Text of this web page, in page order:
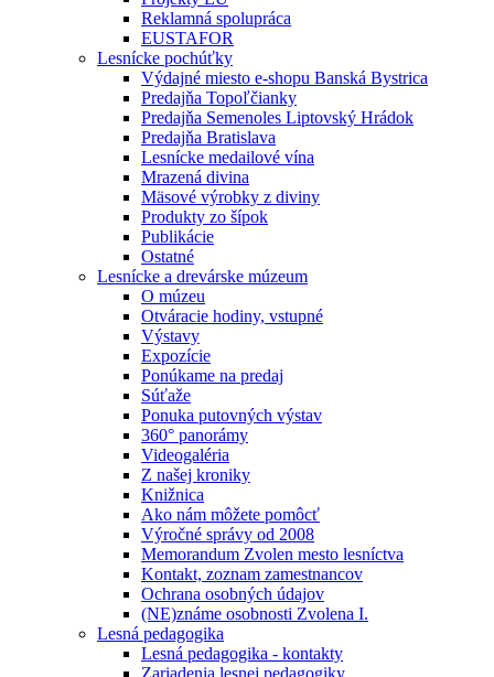
Reklamná spolupráca
EUSTAFOR
Lesnícke pochúťky
Výdajné miesto e-shopu Banská Bystrica
Predajňa Topoľčianky
Predajňa Semenoles Liptovský Hrádok
Predajňa Bratislava
Lesnícke medailové vína
Mrazená divina
Mäsové výrobky z diviny
Produkty zo šípok
Publikácie
Ostatné
Lesnícke a drevárske múzeum
O múzeu
Otváracie hodiny, vstupné
Výstavy
Expozície
Ponúkame na predaj
Súťaže
Ponuka putovných výstav
360° panorámy
Videogaléria
Z našej kroniky
Knižnica
Ako nám môžete pomôcť
Výročné správy od 2008
Memorandum Zvolen mesto lesníctva
Kontakt, zoznam zamestnancov
Ochrana osobných údajov
(NE)známe osobnosti Zvolena I.
Lesná pedagogika
Lesná pedagogika - kontakty
Zariadenia lesnej pedagogiky